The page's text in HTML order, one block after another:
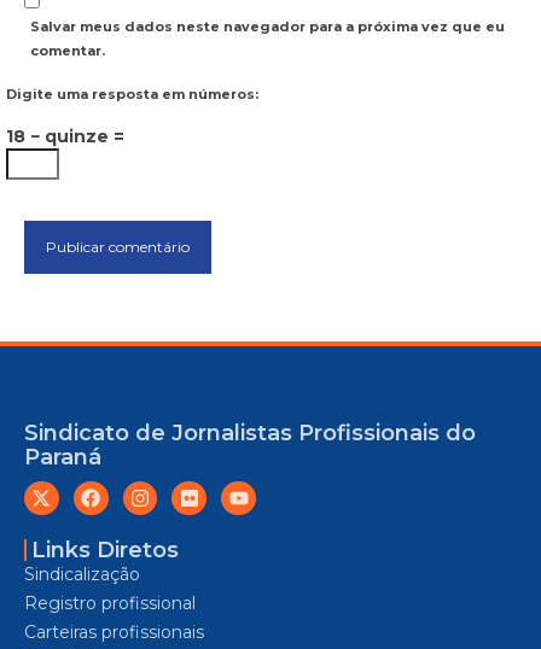
Salvar meus dados neste navegador para a próxima vez que eu
comentar.
Digite uma resposta em números:
18 − quinze =
Sindicato de Jornalistas Profissionais do
Paraná
Links Diretos
Sindicalização
Registro profissional
Carteiras profissionais